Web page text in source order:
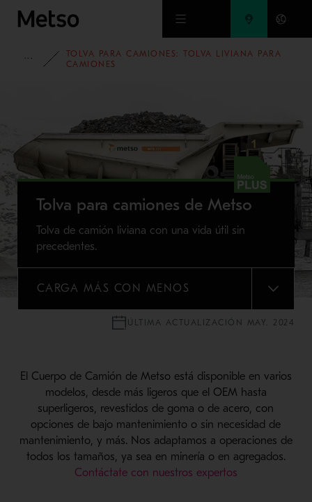
Ir al contenido principal
PORTAFOLIO
TOLVA PARA CAMIONES: TOLVA LIVIANA PARA
CAMIONES
Tolva para camiones de Metso
Tolva de camión liviana con una vida útil sin
precedentes.
CARGA MÁS CON MENOS
MENU
ÚLTIMA ACTUALIZACIÓN MAY. 2024
El Cuerpo de Camión de Metso está disponible en varios
modelos, desde más ligeros que el OEM hasta
superligeros, revestidos de goma o de acero, con
opciones de bajo mantenimiento o sin necesidad de
mantenimiento, y más. Nos adaptamos a operaciones de
todos los tamaños, ya sea en minería o en agregados.
Contáctate con nuestros expertos